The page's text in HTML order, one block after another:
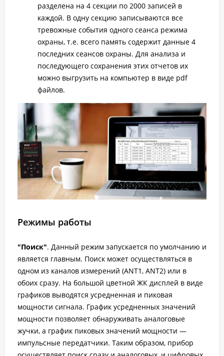
разделена на 4 секции по 2000 записей в
каждой. В одну секцию записываются все
тревожные события одного сеанса режима
охраны, т.е. всего память содержит данные 4
последних сеансов охраны. Для анализа и
последующего сохранения этих отчетов их
можно выгрузить на компьютер в виде pdf
файлов.
Режимы работы
"Поиск". Данный режим запускается по умолчанию и
является главным. Поиск может осуществляться в
одном из каналов измерений (ANT1, ANT2) или в
обоих сразу. На большой цветной ЖК дисплей в виде
графиков выводятся усредненная и пиковая
мощности сигнала. График усредненных значений
мощности позволяет обнаруживать аналоговые
жучки, а график пиковых значений мощности —
импульсные передатчики. Таким образом, прибор